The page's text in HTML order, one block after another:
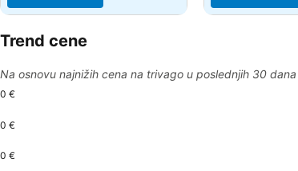
Trend cene
Na osnovu najnižih cena na trivago u poslednjih 30 dana
0 €
0 €
0 €